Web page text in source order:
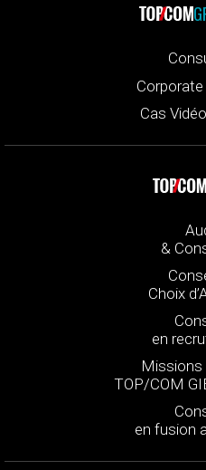
Cas
&
Choix
en
Missions
TOP/COM
en fusion